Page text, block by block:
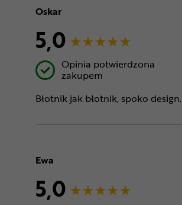
Oskar
5,0
Opinia potwierdzona
zakupem
Błotnik jak błotnik, spoko design.
Ewa
5,0